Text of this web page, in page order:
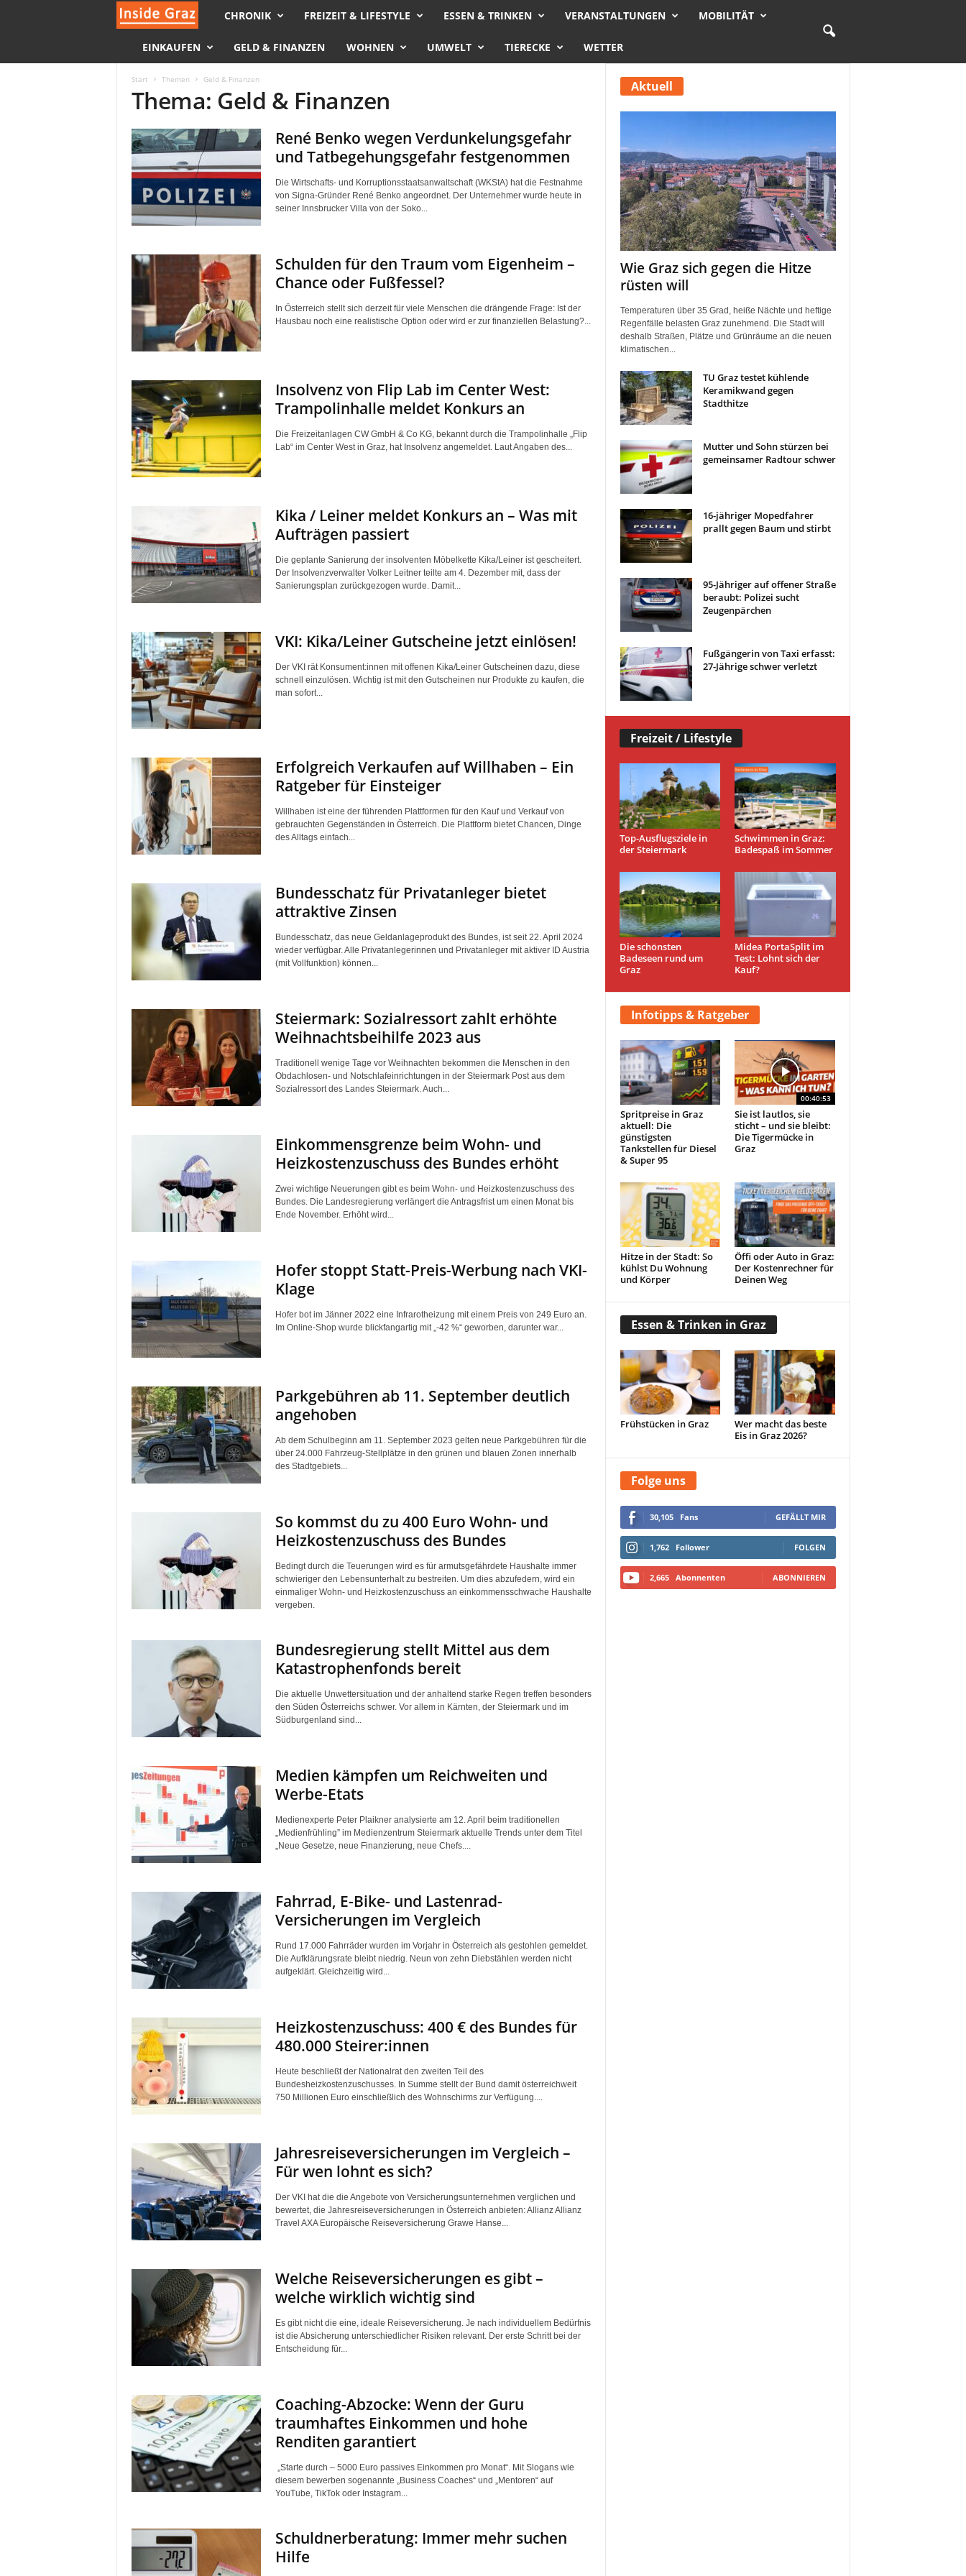
s
d
e
G
a
z
CHRONIK FREIZEIT & LIFESTYLE ESSEN & TRINKEN VERANSTALTUNGEN MOBILITÄT
EINKAUFEN GELD & FINANZEN WOHNEN UMWELT TIERECKE WETTER
Start Themen Geld & Finanzen
Thema: Geld & Finanzen
René Benko wegen Verdunkelungsgefahr
und Tatbegehungsgefahr festgenommen
Die Wirtschafts- und Korruptionsstaatsanwaltschaft (WKStA) hat die Festnahme
von Signa-Gründer René Benko angeordnet. Der Unternehmer wurde heute in
seiner Innsbrucker Villa von der Soko...
Schulden für den Traum vom Eigenheim –
Chance oder Fußfessel?
In Österreich stellt sich derzeit für viele Menschen die drängende Frage: Ist der
Hausbau noch eine realistische Option oder wird er zur finanziellen Belastung?...
Insolvenz von Flip Lab im Center West:
Trampolinhalle meldet Konkurs an
Die Freizeitanlagen CW GmbH & Co KG, bekannt durch die Trampolinhalle „Flip
Lab“ im Center West in Graz, hat Insolvenz angemeldet. Laut Angaben des...
Kika / Leiner meldet Konkurs an – Was mit
Aufträgen passiert
Die geplante Sanierung der insolventen Möbelkette Kika/Leiner ist gescheitert.
Der Insolvenzverwalter Volker Leitner teilte am 4. Dezember mit, dass der
Sanierungsplan zurückgezogen wurde. Damit...
VKI: Kika/Leiner Gutscheine jetzt einlösen!
Der VKI rät Konsument:innen mit offenen Kika/Leiner Gutscheinen dazu, diese
schnell einzulösen. Wichtig ist mit den Gutscheinen nur Produkte zu kaufen, die
man sofort...
Erfolgreich Verkaufen auf Willhaben – Ein
Ratgeber für Einsteiger
Willhaben ist eine der führenden Plattformen für den Kauf und Verkauf von
gebrauchten Gegenständen in Österreich. Die Plattform bietet Chancen, Dinge
des Alltags einfach...
Bundesschatz für Privatanleger bietet
attraktive Zinsen
Bundesschatz, das neue Geldanlageprodukt des Bundes, ist seit 22. April 2024
wieder verfügbar. Alle Privatanlegerinnen und Privatanleger mit aktiver ID Austria
(mit Vollfunktion) können...
Steiermark: Sozialressort zahlt erhöhte
Weihnachtsbeihilfe 2023 aus
Traditionell wenige Tage vor Weihnachten bekommen die Menschen in den
Obdachlosen- und Notschlafeinrichtungen in der Steiermark Post aus dem
Sozialressort des Landes Steiermark. Auch...
Einkommensgrenze beim Wohn- und
Heizkostenzuschuss des Bundes erhöht
Zwei wichtige Neuerungen gibt es beim Wohn- und Heizkostenzuschuss des
Bundes. Die Landesregierung verlängert die Antragsfrist um einen Monat bis
Ende November. Erhöht wird...
Hofer stoppt Statt-Preis-Werbung nach VKI-
Klage
Hofer bot im Jänner 2022 eine Infrarotheizung mit einem Preis von 249 Euro an.
Im Online-Shop wurde blickfangartig mit „-42 %“ geworben, darunter war...
Parkgebühren ab 11. September deutlich
angehoben
Ab dem Schulbeginn am 11. September 2023 gelten neue Parkgebühren für die
über 24.000 Fahrzeug-Stellplätze in den grünen und blauen Zonen innerhalb
des Stadtgebiets...
So kommst du zu 400 Euro Wohn- und
Heizkostenzuschuss des Bundes
Bedingt durch die Teuerungen wird es für armutsgefährdete Haushalte immer
schwieriger den Lebensunterhalt zu bestreiten. Um dies abzufedern, wird ein
einmaliger Wohn- und Heizkostenzuschuss an einkommensschwache Haushalte
vergeben.
Bundesregierung stellt Mittel aus dem
Katastrophenfonds bereit
Die aktuelle Unwettersituation und der anhaltend starke Regen treffen besonders
den Süden Österreichs schwer. Vor allem in Kärnten, der Steiermark und im
Südburgenland sind...
Medien kämpfen um Reichweiten und
Werbe-Etats
Medienexperte Peter Plaikner analysierte am 12. April beim traditionellen
„Medienfrühling” im Medienzentrum Steiermark aktuelle Trends unter dem Titel
„Neue Gesetze, neue Finanzierung, neue Chefs....
Fahrrad, E-Bike- und Lastenrad-
Versicherungen im Vergleich
Rund 17.000 Fahrräder wurden im Vorjahr in Österreich als gestohlen gemeldet.
Die Aufklärungsrate bleibt niedrig. Neun von zehn Diebstählen werden nicht
aufgeklärt. Gleichzeitig wird...
Heizkostenzuschuss: 400 € des Bundes für
480.000 Steirer:innen
Heute beschließt der Nationalrat den zweiten Teil des
Bundesheizkostenzuschusses. In Summe stellt der Bund damit österreichweit
750 Millionen Euro einschließlich des Wohnschirms zur Verfügung....
Jahresreiseversicherungen im Vergleich –
Für wen lohnt es sich?
Der VKI hat die die Angebote von Versicherungsunternehmen verglichen und
bewertet, die Jahresreiseversicherungen in Österreich anbieten: Allianz Allianz
Travel AXA Europäische Reiseversicherung Grawe Hanse...
Welche Reiseversicherungen es gibt –
welche wirklich wichtig sind
Es gibt nicht die eine, ideale Reiseversicherung. Je nach individuellem Bedürfnis
ist die Absicherung unterschiedlicher Risiken relevant. Der erste Schritt bei der
Entscheidung für...
Coaching-Abzocke: Wenn der Guru
traumhaftes Einkommen und hohe
Renditen garantiert
„Starte durch – 5000 Euro passives Einkommen pro Monat“. Mit Slogans wie
diesem bewerben sogenannte „Business Coaches“ und „Mentoren“ auf
YouTube, TikTok oder Instagram...
Schuldnerberatung: Immer mehr suchen
Hilfe
Aktuell
Wie Graz sich gegen die Hitze
rüsten will
Temperaturen über 35 Grad, heiße Nächte und heftige
Regenfälle belasten Graz zunehmend. Die Stadt will
deshalb Straßen, Plätze und Grünräume an die neuen
klimatischen...
TU Graz testet kühlende
Keramikwand gegen
Stadthitze
Mutter und Sohn stürzen bei
gemeinsamer Radtour schwer
16-jähriger Mopedfahrer
prallt gegen Baum und stirbt
95-Jähriger auf offener Straße
beraubt: Polizei sucht
Zeugenpärchen
Fußgängerin von Taxi erfasst:
27-Jährige schwer verletzt
Freizeit / Lifestyle
Top-Ausflugsziele in
der Steiermark
Schwimmen in Graz:
Badespaß im Sommer
Die schönsten
Badeseen rund um
Graz
Midea PortaSplit im
Test: Lohnt sich der
Kauf?
Infotipps & Ratgeber
Spritpreise in Graz
aktuell: Die
günstigsten
Tankstellen für Diesel
& Super 95
00:40:53
Sie ist lautlos, sie
sticht – und sie bleibt:
Die Tigermücke in
Graz
Hitze in der Stadt: So
kühlst Du Wohnung
und Körper
Öffi oder Auto in Graz:
Der Kostenrechner für
Deinen Weg
Essen & Trinken in Graz
Frühstücken in Graz
Wer macht das beste
Eis in Graz 2026?
Folge uns
30,105 Fans GEFÄLLT MIR
1,762 Follower FOLGEN
2,665 Abonnenten ABONNIEREN